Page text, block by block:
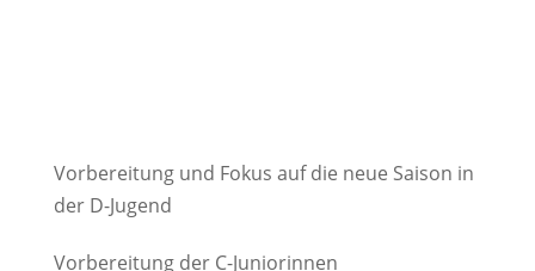
Vorbereitung und Fokus auf die neue Saison in
der D-Jugend
Vorbereitung der C-Juniorinnen